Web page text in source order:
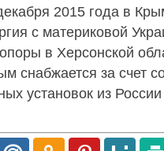
2015 года в
с материковой
в Херсонской
снабжается за счет
установок из